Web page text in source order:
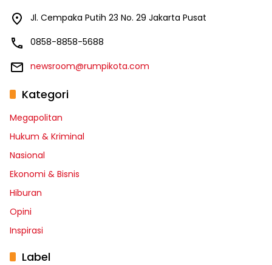
Jl. Cempaka Putih 23 No. 29 Jakarta Pusat
0858-8858-5688
newsroom@rumpikota.com
Kategori
Megapolitan
Hukum & Kriminal
Nasional
Ekonomi & Bisnis
Hiburan
Opini
Inspirasi
Label